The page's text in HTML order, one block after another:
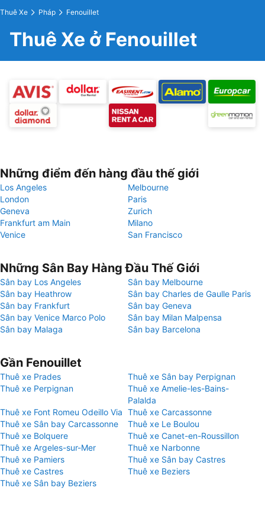
Thuê Xe Pháp Fenouillet
Thuê Xe ở Fenouillet
Những điểm đến hàng đầu thế giới
Los Angeles
Melbourne
London
Paris
Geneva
Zurich
Frankfurt am Main
Milano
Venice
San Francisco
Những Sân Bay Hàng Đầu Thế Giới
Sân bay Los Angeles
Sân bay Melbourne
Sân bay Heathrow
Sân bay Charles de Gaulle Paris
Sân bay Frankfurt
Sân bay Geneva
Sân bay Venice Marco Polo
Sân bay Milan Malpensa
Sân bay Malaga
Sân bay Barcelona
Gần Fenouillet
Thuê xe Prades
Thuê xe Sân bay Perpignan
Thuê xe Perpignan
Thuê xe Amelie-les-Bains-
Palalda
Thuê xe Font Romeu Odeillo Via Thuê xe Carcassonne
Thuê xe Sân bay Carcassonne
Thuê xe Le Boulou
Thuê xe Bolquere
Thuê xe Canet-en-Roussillon
Thuê xe Argeles-sur-Mer
Thuê xe Narbonne
Thuê xe Pamiers
Thuê xe Sân bay Castres
Thuê xe Castres
Thuê xe Beziers
Thuê xe Sân bay Beziers